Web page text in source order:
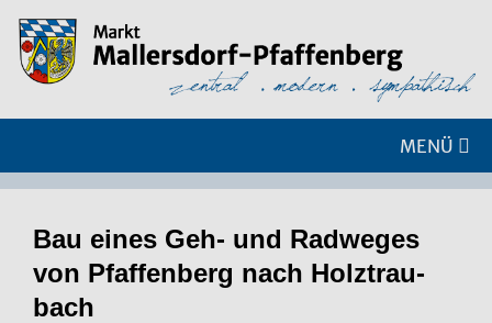
MENÜ
Bau eines Geh- und Rad­we­ges
von Pfaf­fen­berg nach Holz­trau­
bach